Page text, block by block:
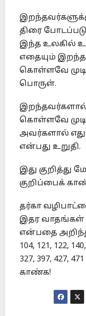
திரை
இந்த உலகில்
எதையும்
கொள்ளவே
பொருள்.
இறந்தவர்களால்
கொள்ளவே
அவர்களால்
என்பது உறுதி.
இது குறித்து
குறிப்பைக்
தர்கா
இதர வாதங்கள்
என்பதை
104, 121, 122,
327, 397, 427,
காண்க!